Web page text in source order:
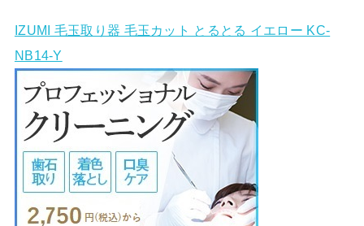
IZUMI 毛玉取り器 毛玉カット とるとる イエロー KC-
NB14-Y